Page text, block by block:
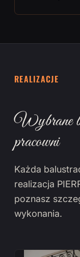
REALIZACJE
Wybrane
pracowni
Każda
realizacja
poznasz
wykonania.